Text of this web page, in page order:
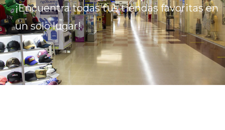
¡Encuentra todas tus tiendas favoritas en
un solo lugar!